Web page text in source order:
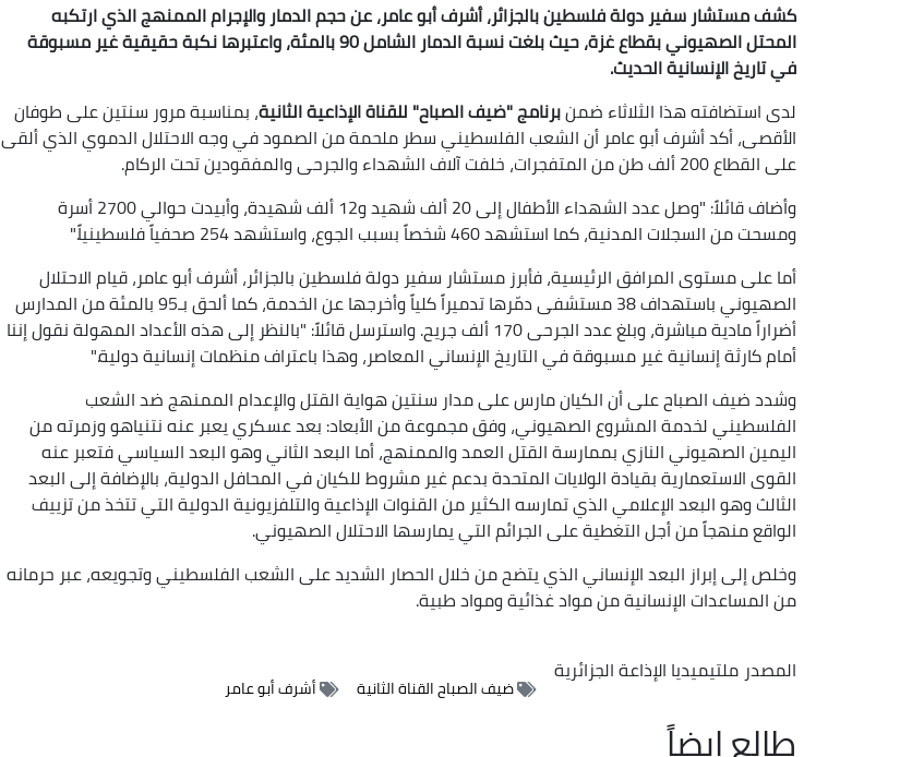
كشف مستشار سفير دولة فلسطين بالجزائر، أشرف أبو عامر، عن حجم الدمار والإجرام الممنهج الذي ارتكبه
المحتل الصهيوني بقطاع غزة، حيث بلغت نسبة الدمار الشامل 90 بالمئة، واعتبرها نكبة حقيقية غير مسبوقة
في تاريخ الإنسانية الحديث.
لدى استضافته هذا الثلاثاء ضمنبرنامج "ضيف الصباح" للقناة الإذاعية الثانية، بمناسبة مرور سنتين على طوفان
الأقصى، أكد أشرف أبو عامر أن الشعب الفلسطيني سطر ملحمة من الصمود في وجه الاحتلال الدموي الذي ألقى
على القطاع 200 ألف طن من المتفجرات، خلفت آلاف الشهداء والجرحى والمفقودين تحت الركام.
وأضاف قائلاً: "وصل عدد الشهداء الأطفال إلى 20 ألف شهيد و12 ألف شهيدة، وأبيدت حوالي 2700 أسرة
ومسحت من السجلات المدنية، كما استشهد 460 شخصاً بسبب الجوع، واستشهد 254 صحفياً فلسطينياً."
أما على مستوى المرافق الرئيسية، فأبرز مستشار سفير دولة فلسطين بالجزائر، أشرف أبو عامر، قيام الاحتلال
الصهيوني باستهداف 38 مستشفى دمّرها تدميراً كلياً وأخرجها عن الخدمة، كما ألحق بـ95 بالمئة من المدارس
أضراراً مادية مباشرة، وبلغ عدد الجرحى 170 ألف جريح. واسترسل قائلاً: "بالنظر إلى هذه الأعداد المهولة نقول إننا
أمام كارثة إنسانية غير مسبوقة في التاريخ الإنساني المعاصر، وهذا باعتراف منظمات إنسانية دولية."
وشدد ضيف الصباح على أن الكيان مارس على مدار سنتين هواية القتل والإعدام الممنهج ضد الشعب
الفلسطيني لخدمة المشروع الصهيوني، وفق مجموعة من الأبعاد: بعد عسكري يعبر عنه نتنياهو وزمرته من
اليمين الصهيوني النازي بممارسة القتل العمد والممنهج، أما البعد الثاني وهو البعد السياسي فتعبر عنه
القوى الاستعمارية بقيادة الولايات المتحدة بدعم غير مشروط للكيان في المحافل الدولية، بالإضافة إلى البعد
الثالث وهو البعد الإعلامي الذي تمارسه الكثير من القنوات الإذاعية والتلفزيونية الدولية التي تتخذ من تزييف
الواقع منهجاً من أجل التغطية على الجرائم التي يمارسها الاحتلال الصهيوني.
وخلص إلى إبراز البعد الإنساني الذي يتضح من خلال الحصار الشديد على الشعب الفلسطيني وتجويعه، عبر حرمانه
من المساعدات الإنسانية من مواد غذائية ومواد طبية.
المصدر ملتيميديا الإذاعة الجزائرية
ضيف الصباح القناة الثانية أشرف أبو عامر
طالع ايضاً